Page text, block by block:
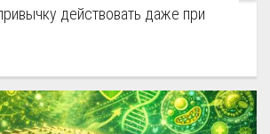
действовать даже при